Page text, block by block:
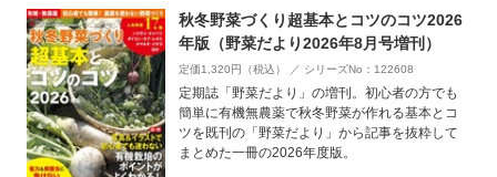
秋冬野菜づくり超基本とコツのコツ2026
年版（野菜だより2026年8月号増刊）
定価1,320円（税込） ／ シリーズNo：122608
定期誌「野菜だより」の増刊。初心者の方でも
簡単に有機無農薬で秋冬野菜が作れる基本とコ
ツを既刊の「野菜だより」から記事を抜粋して
まとめた一冊の2026年度版。